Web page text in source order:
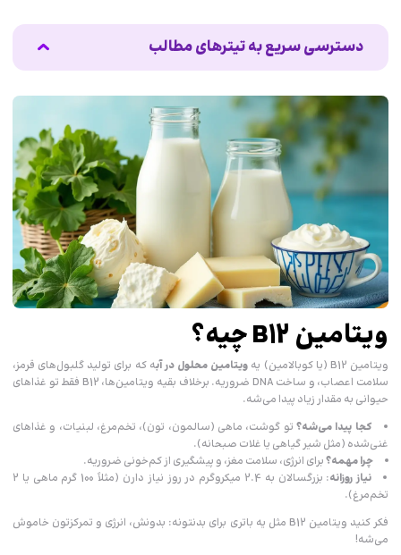
دسترسی سریع به تیترهای مطالب
ویتامین B12 چطور تو بدن کار می‌کنه؟
چرا ویتامین B12 برای بدن مهمه؟
چرا گیاهخواران باید مراقب باشن؟
ویتامین B12 و شنا: یه باتری برای عملکرد
چطور ویتامین B12 بیشتری دریافت کنیم؟
اشتباهات رایج درباره ویتامین B12
جمع‌بندی
منابع برای مطالعه بیشتر
ویتامین B12 چیه؟
ویتامین B12 (یا کوبالامین) یه ویتامین محلول در آبه که برای تولید گلبول‌های قرمز،
سلامت اعصاب، و ساخت DNA ضروریه. برخلاف بقیه ویتامین‌ها، B12 فقط تو غذاهای
حیوانی به مقدار زیاد پیدا می‌شه.
کجا پیدا می‌شه؟ تو گوشت، ماهی (سالمون، تون)، تخم‌مرغ، لبنیات، و غذاهای
غنی‌شده (مثل شیر گیاهی یا غلات صبحانه).
چرا مهمه؟برای انرژی، سلامت مغز، و پیشگیری از کم‌خونی ضروریه.
نیاز روزانه
: بزرگسالان به 2.4 میکروگرم در روز نیاز دارن (مثلاً 100 گرم ماهی یا 2
تخم‌مرغ).
فکر کنید ویتامین B12 مثل یه باتری برای بدنتونه: بدونش، انرژی و تمرکزتون خاموش
می‌شه!